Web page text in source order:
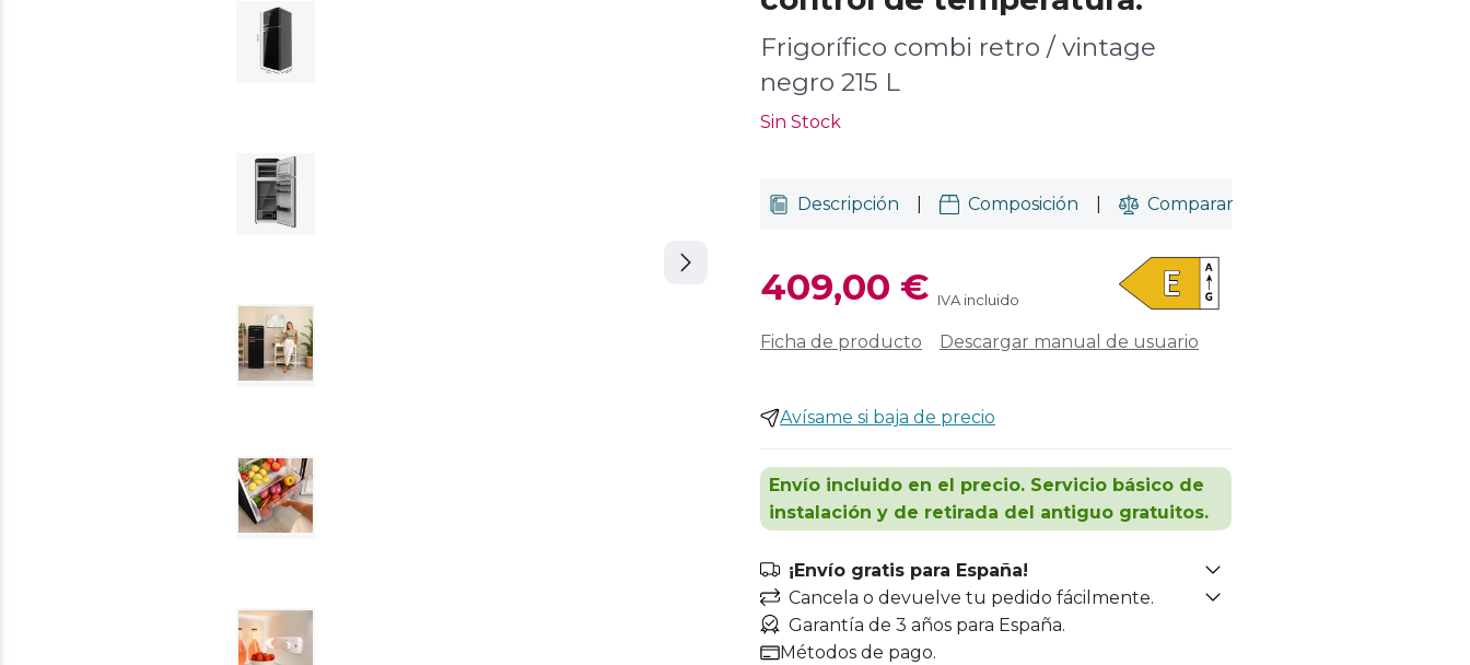
Frigorífico combi retro / vintage
negro 215 L
Sin Stock
Descripción Composición Comparar
409,00 € IVA incluido
Ficha de producto Descargar manual de usuario
Avísame si baja de precio
Envío incluido en el precio. Servicio básico de
instalación y de retirada del antiguo gratuitos.
¡Envío gratis para España!
Cancela o devuelve tu pedido fácilmente.
Garantía de 3 años para España.
Métodos de pago.